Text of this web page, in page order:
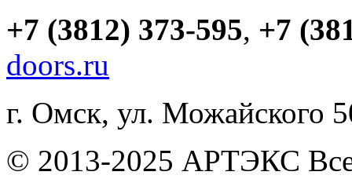
+7 (3812) 373-595, +7
doors.ru
г. Омск, ул. Можайского
© 2013-2025 АРТЭКС